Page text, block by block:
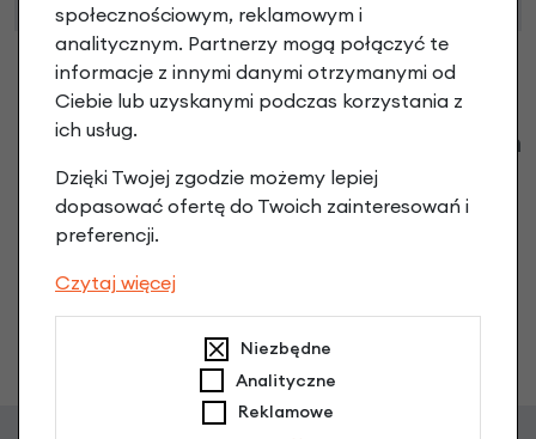
Klienci zadali następujące pytania o ten
produkt
Nikt wcześniej niemiał pytań do tego produktu? A Ty o
Zadaj pytanie
społecznościowym, reklamowym i
analitycznym. Partnerzy mogą połączyć te
informacje z innymi danymi otrzymanymi od
Ciebie lub uzyskanymi podczas korzystania z
ich usług.
Dzięki Twojej zgodzie możemy lepiej
dopasować ofertę do Twoich zainteresowań i
preferencji.
Czytaj więcej
Niezbędne
Analityczne
Reklamowe